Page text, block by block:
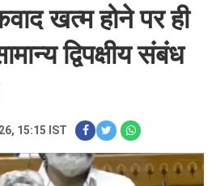
खत्म होने पर ही
द्विपक्षीय संबंध
15:15 IST